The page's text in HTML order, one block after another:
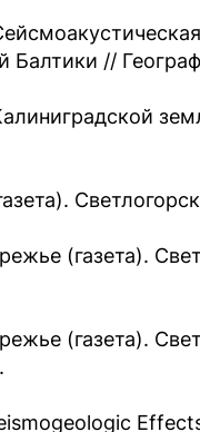
Балтики //
(газета).
(газета).